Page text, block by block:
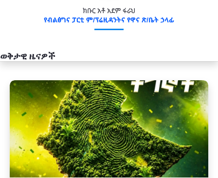
ክቡር አቶ አደም ፋራህ
የብልፅግና ፓርቲ ም/ፕሬዚዳንትና የዋና ጽ/ቤት ኃላፊ
ወቅታዊ ዜናዎች
አዲስ